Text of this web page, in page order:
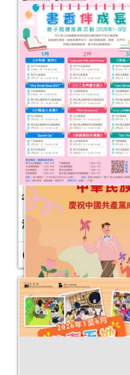
為了實現中華民族偉大復興
圖片展
2026年“書香伴成長”親子閱讀推
（1-3月）
活動日期： 2026年01月03
報